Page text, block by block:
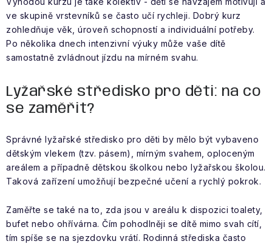
ve skupině vrstevníků se často učí rychleji. Dobrý kurz
zohledňuje věk, úroveň schopností a individuální potřeby.
Po několika dnech intenzivní výuky může vaše dítě
samostatně zvládnout jízdu na mírném svahu.
Lyžařské středisko pro děti: na co
se zaměřit?
Správné lyžařské středisko pro děti by mělo být vybaveno
dětským vlekem (tzv. pásem), mírným svahem, oploceným
areálem a případně dětskou školkou nebo lyžařskou školou.
Taková zařízení umožňují bezpečné učení a rychlý pokrok.
Zaměřte se také na to, zda jsou v areálu k dispozici toalety,
bufet nebo ohřívárna. Čím pohodlněji se dítě mimo svah cítí,
tím spíše se na sjezdovku vrátí. Rodinná střediska často